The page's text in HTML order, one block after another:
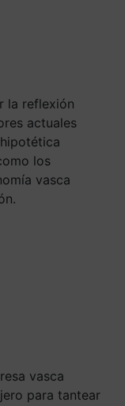
la reflexión
actuales
los
vasca
vasca
para tantear